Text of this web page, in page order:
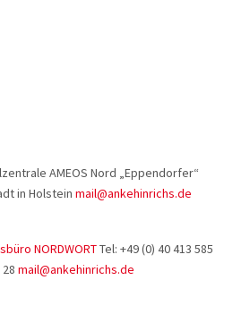
AMEOS Nord „Eppendorfer“
in Holstein mail@ankehinrichs.de
NORDWORTTel: +49 (0) 40 413 585
mail@ankehinrichs.de